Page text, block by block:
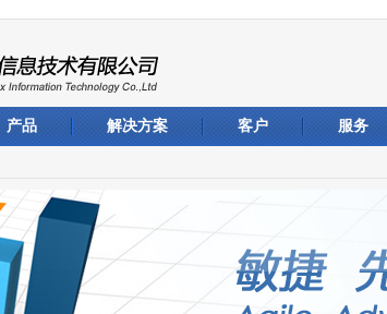
产品 解决方案 客户 服务